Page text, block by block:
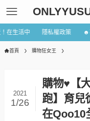
在生活中 隱私權政策 ☻
首頁 購物狂女王
購物♥【
跑】育兒
在Qoo10
2021
1/26